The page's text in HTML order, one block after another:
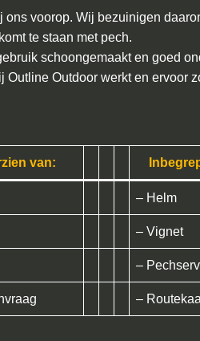
voorop. Wij bezuinigen
te staan met pech.
schoongemaakt en goed
Outdoor werkt en ervoor
van:
– Helm
– Vignet
–
–